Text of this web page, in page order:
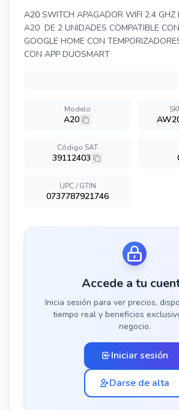
A20 SWITCH APAGADOR WIFI 2.4 GHZ
A20 DE 2 UNIDADES COMPATIBLE
GOOGLE HOME CON
CON APP DUOSMART
Modelo
A20
Código SAT
39112403
UPC / GTIN
0737787921746
Accede a tu
Inicia sesión para ver precios,
tiempo real y beneficios
negocio.
Iniciar sesión
Darse de alta